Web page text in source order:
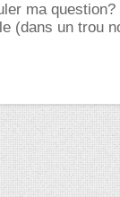
ma question?
(dans un trou